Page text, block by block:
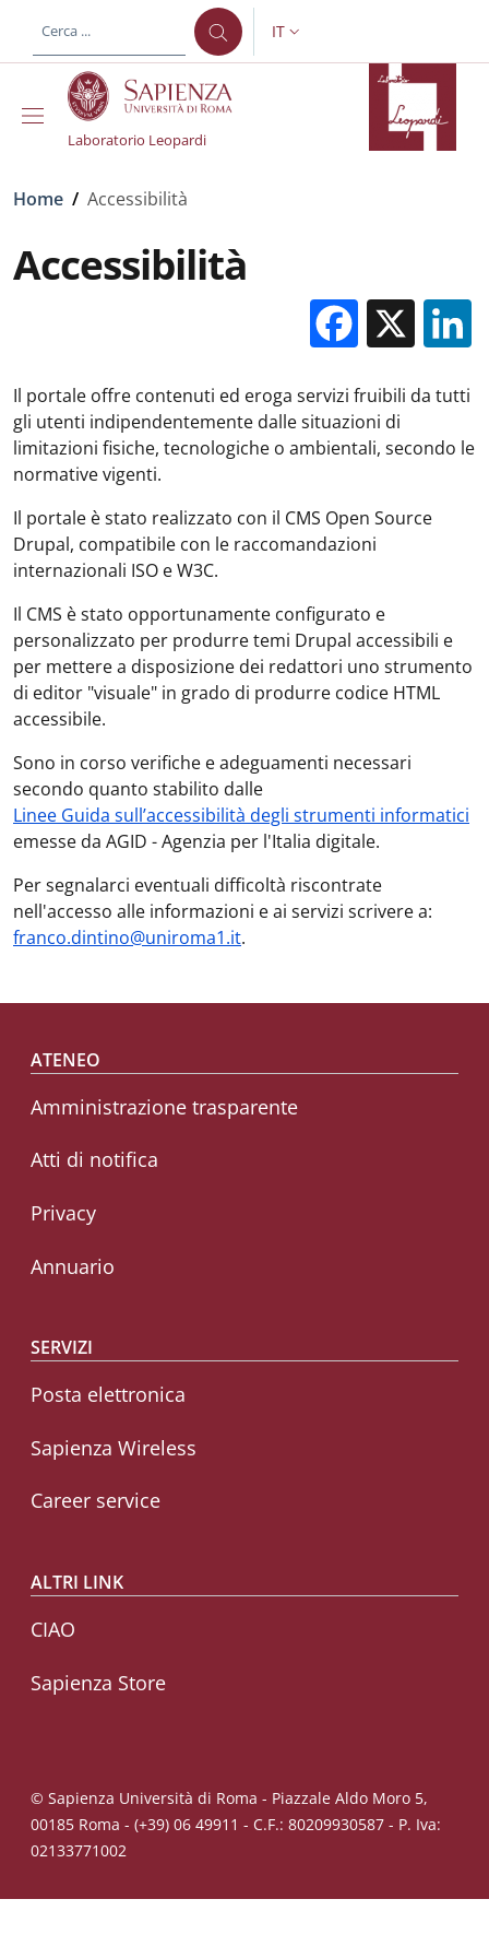
al contenuto principale
SELETTORE LINGUA:
IT
Laboratorio Leopardi
Briciole di pane
Home / Accessibilità
Accessibilità
X
Il portale offre contenuti ed eroga servizi fruibili da tutti
gli utenti indipendentemente dalle situazioni di
limitazioni fisiche, tecnologiche o ambientali, secondo le
normative vigenti.
Il portale è stato realizzato con il CMS Open Source
Drupal, compatibile con le raccomandazioni
internazionali ISO e W3C.
Il CMS è stato opportunamente configurato e
personalizzato per produrre temi Drupal accessibili e
per mettere a disposizione dei redattori uno strumento
di editor "visuale" in grado di produrre codice HTML
accessibile.
Sono in corso verifiche e adeguamenti necessari
secondo quanto stabilito dalle
Linee Guida sull’accessibilità degli strumenti informatici
emesse da AGID - Agenzia per l'Italia digitale.
Per segnalarci eventuali difficoltà riscontrate
nell'accesso alle informazioni e ai servizi scrivere a:
franco.dintino@uniroma1.it.
Footer menu
ATENEO
Amministrazione trasparente
Atti di notifica
Privacy
Annuario
SERVIZI
Posta elettronica
Sapienza Wireless
Career service
ALTRI LINK
CIAO
Sapienza Store
© Sapienza Università di Roma - Piazzale Aldo Moro 5,
00185 Roma - (+39) 06 49911 - C.F.: 80209930587 - P. Iva:
02133771002